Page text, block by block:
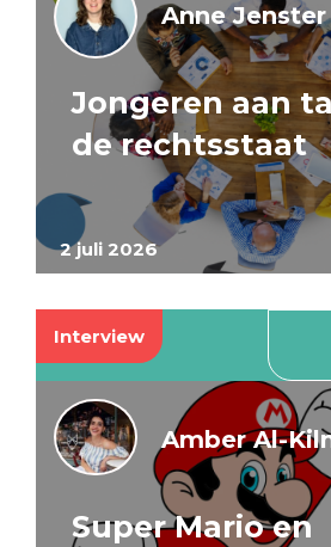
2 juli 2026
Anne Jenster
Jongeren aan
de rechtsstaat
Interview
Amber Al-
Super Mario en